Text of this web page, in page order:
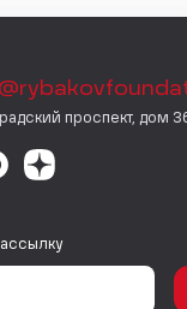
проспект, дом